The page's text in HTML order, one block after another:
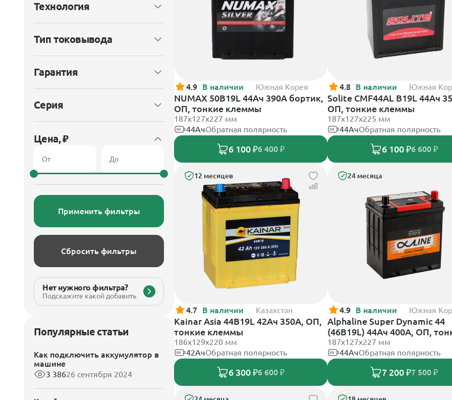
Технология
Тип токовывода
Гарантия
Серия
Цена, ₽
Применить фильтры
Сбросить фильтры
Нет нужного фильтра?
Подскажите какой добавить
Популярные статьи
Как подключить аккумулятор в
машине
3 38626 сентября 2024
4.9 В наличии Южная Корея
NUMAX 50B19L 44Ач 390А бортик,
ОП, тонкие клеммы
187х127х227 мм
44АчОбратная полярность
6 100 ₽6 400 ₽
4.8 В наличии Южная
Solite CMF44AL B19L 44Ач
ОП, тонкие клеммы
187x127x225 мм
44АчОбратная полярность
6 100 ₽6 600 ₽
12 месяцев
4.7 В наличии Казахстан
Kainar Asia 44B19L 42Ач 350А, ОП,
тонкие клеммы
186х129х220 мм
42АчОбратная полярность
6 300 ₽6 600 ₽
24 месяца
4.9 В наличии Южная
Alphaline Super Dynamic 44
(46B19L) 44Ач 400А, ОП,
клеммы
187х127х227 мм
44АчОбратная полярность
7 200 ₽7 500 ₽